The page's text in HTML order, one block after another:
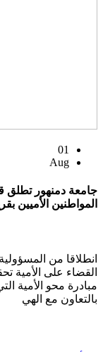
01
Aug
جامعة دمنهور تطلق
المواطنين الأميين
انطلاقا من
القضاء على الأمية
مبادرة محو الأمية
بالتعاون مع الهي